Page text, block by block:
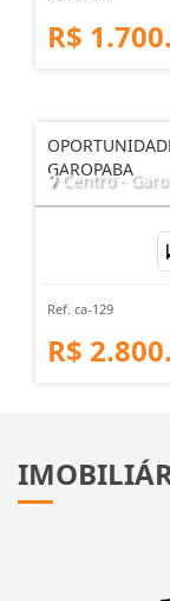
R$
GAROPABA
Centro -
Ref. ca-129
R$